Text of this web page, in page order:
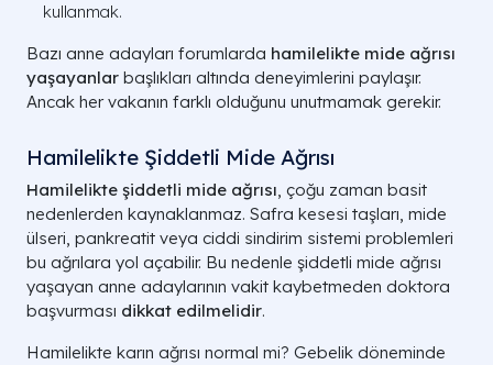
kullanmak.
Bazı anne adayları forumlarda hamilelikte mide ağrısı
yaşayanlar başlıkları altında deneyimlerini paylaşır.
Ancak her vakanın farklı olduğunu unutmamak gerekir.
Hamilelikte Şiddetli Mide Ağrısı
Hamilelikte şiddetli mide ağrısı, çoğu zaman basit
nedenlerden kaynaklanmaz. Safra kesesi taşları, mide
ülseri, pankreatit veya ciddi sindirim sistemi problemleri
bu ağrılara yol açabilir. Bu nedenle şiddetli mide ağrısı
yaşayan anne adaylarının vakit kaybetmeden doktora
başvurması dikkat edilmelidir.
Hamilelikte karın ağrısı normal mi? Gebelik döneminde